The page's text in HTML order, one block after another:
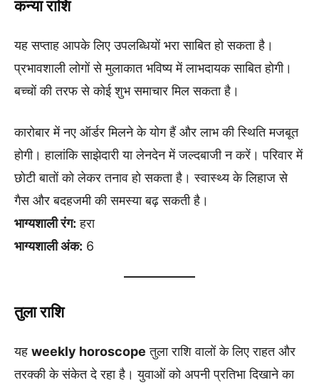
कन्या राशि
यह सप्ताह आपके लिए उपलब्धियों भरा साबित हो सकता है।
प्रभावशाली लोगों से मुलाकात भविष्य में लाभदायक साबित होगी।
बच्चों की तरफ से कोई शुभ समाचार मिल सकता है।
कारोबार में नए ऑर्डर मिलने के योग हैं और लाभ की स्थिति मजबूत
होगी। हालांकि साझेदारी या लेनदेन में जल्दबाजी न करें। परिवार में
छोटी बातों को लेकर तनाव हो सकता है। स्वास्थ्य के लिहाज से
गैस और बदहजमी की समस्या बढ़ सकती है।
भाग्यशाली रंग: हरा
भाग्यशाली अंक: 6
तुला राशि
यह weekly horoscope तुला राशि वालों के लिए राहत और
तरक्की के संकेत दे रहा है। युवाओं को अपनी प्रतिभा दिखाने का